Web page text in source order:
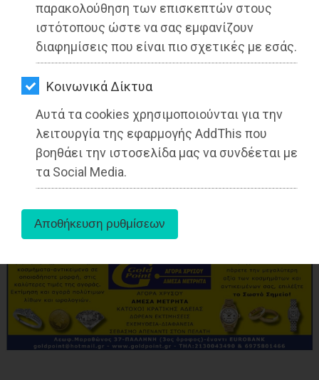
παρακολούθηση των επισκεπτών στους
ιστότοπους ώστε να σας εμφανίζουν
διαφημίσεις που είναι πιο σχετικές με εσάς.
Kοινωνικά Δίκτυα
Αυτά τα cookies χρησιμοποιούνται για την
λειτουργία της εφαρμογής AddThis που
βοηθάει την ιστοσελίδα μας να συνδέεται με
τα Social Media.
ΕΦΗΜΕΡΙΔΕΣ
OΔΗΓΟΣ
ΑΓΟΡΑΣ
ΨΙΘΥΡΟΙ
ΑΠΟΣΤΟΛΗ
ΑΡΘΡΩΝ
aboutus
Ραφήνα ΠΕΡΙΒΑΛΛΟΝ